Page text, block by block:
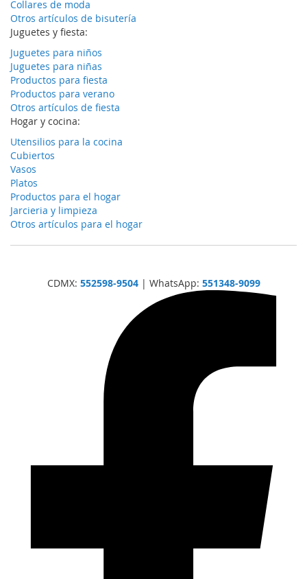
Collares de moda
Otros artículos de bisutería
Juguetes y fiesta:
Juguetes para niños
Juguetes para niñas
Productos para fiesta
Productos para verano
Otros artículos de fiesta
Hogar y cocina:
Utensilios para la cocina
Cubiertos
Vasos
Platos
Productos para el hogar
Jarcieria y limpieza
Otros artículos para el hogar
CDMX: 552598-9504| WhatsApp: 551348-9099